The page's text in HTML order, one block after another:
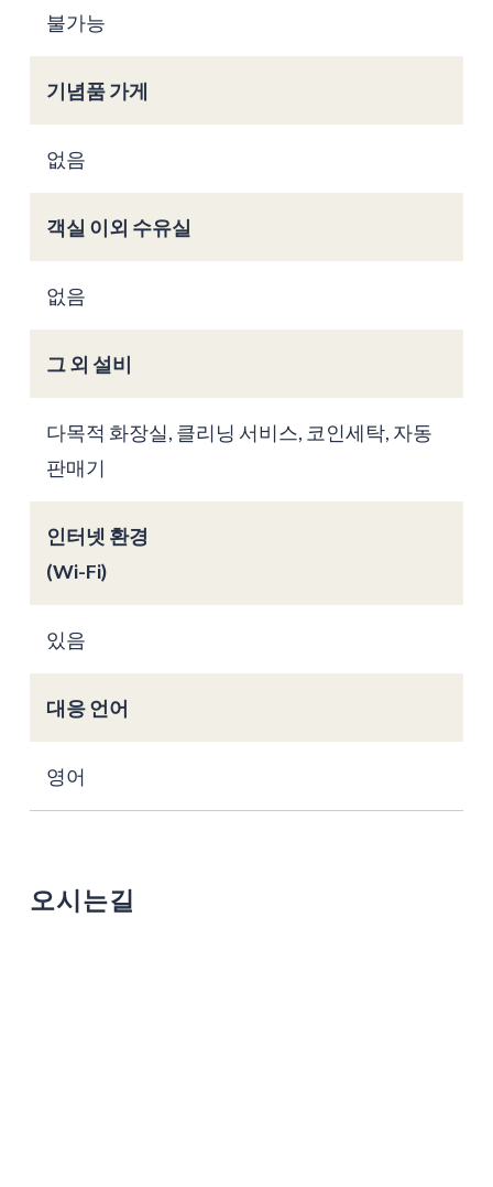
불가능
기념품 가게
없음
객실 이외 수유실
없음
그 외 설비
다목적 화장실, 클리닝 서비스, 코인세탁, 자동
판매기
인터넷 환경
(Wi-Fi)
있음
대응 언어
영어
오시는길